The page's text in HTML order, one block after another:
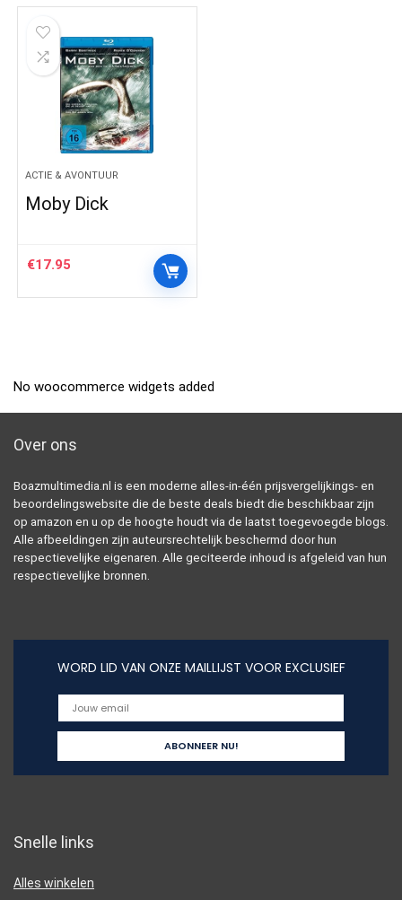
ACTIE & AVONTUUR
Moby Dick
€17.95
No woocommerce widgets added
Over ons
Boazmultimedia.nl is een moderne alles-in-één prijsvergelijkings- en
beoordelingswebsite die de beste deals biedt die beschikbaar zijn
op amazon en u op de hoogte houdt via de laatst toegevoegde blogs.
Alle afbeeldingen zijn auteursrechtelijk beschermd door hun
respectievelijke eigenaren. Alle geciteerde inhoud is afgeleid van hun
respectievelijke bronnen.
WORD LID VAN ONZE MAILLIJST VOOR EXCLUSIEF
Snelle links
Alles winkelen